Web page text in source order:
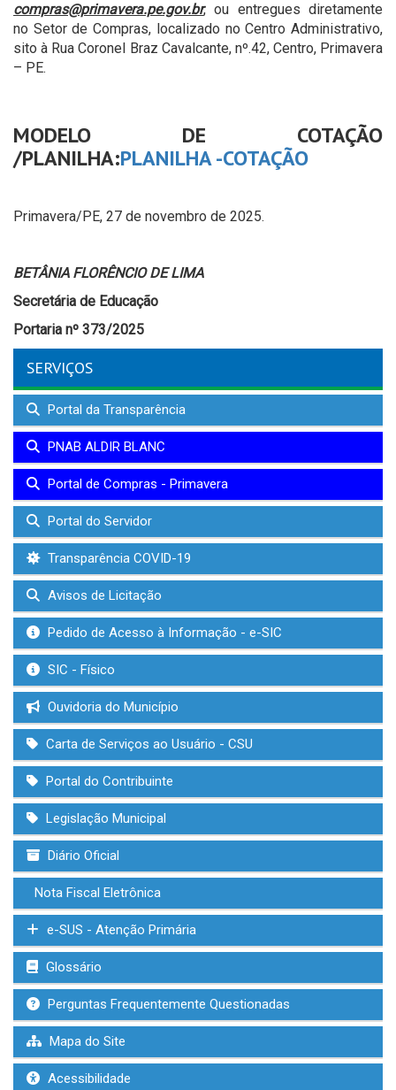
compras@primavera.pe.gov.br, ou entregues diretamente
no Setor de Compras, localizado no Centro Administrativo,
sito à Rua Coronel Braz Cavalcante, nº.42, Centro, Primavera
– PE.
MODELO DE COTAÇÃO
/PLANILHA:PLANILHA -COTAÇÃO
Primavera/PE, 27 de novembro de 2025.
BETÂNIA FLORÊNCIO DE LIMA
Secretária de Educação
Portaria nº 373/2025
SERVIÇOS
Portal da Transparência
PNAB ALDIR BLANC
Portal de Compras - Primavera
Portal do Servidor
Transparência COVID-19
Avisos de Licitação
Pedido de Acesso à Informação - e-SIC
SIC - Físico
Ouvidoria do Município
Carta de Serviços ao Usuário - CSU
Portal do Contribuinte
Legislação Municipal
Diário Oficial
Nota Fiscal Eletrônica
e-SUS - Atenção Primária
Glossário
Perguntas Frequentemente Questionadas
Mapa do Site
Acessibilidade